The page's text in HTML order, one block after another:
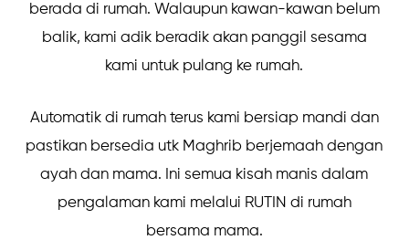
berada di rumah. Walaupun kawan-kawan belum
balik, kami adik beradik akan panggil sesama
kami untuk pulang ke rumah.
Automatik di rumah terus kami bersiap mandi dan
pastikan bersedia utk Maghrib berjemaah dengan
ayah dan mama. Ini semua kisah manis dalam
pengalaman kami melalui RUTIN di rumah
bersama mama.